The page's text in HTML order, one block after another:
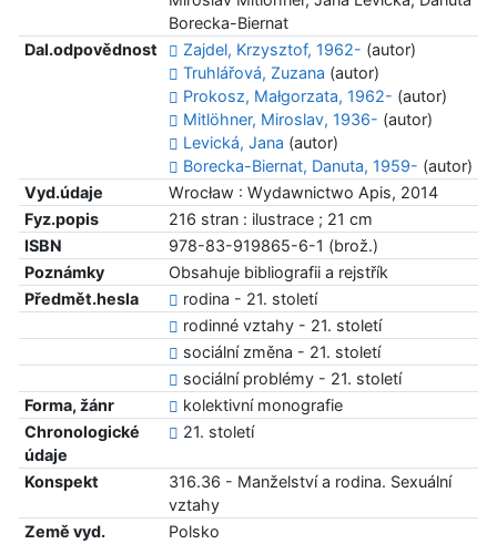
Borecka-Biernat
Dal.odpovědnost
Zajdel, Krzysztof, 1962- (autor)
Truhlářová, Zuzana (autor)
Prokosz, Małgorzata, 1962- (autor)
Mitlöhner, Miroslav, 1936- (autor)
Levická, Jana (autor)
Borecka-Biernat, Danuta, 1959- (autor)
Vyd.údaje
Wrocław : Wydawnictwo Apis, 2014
Fyz.popis
216 stran : ilustrace ; 21 cm
ISBN
978-83-919865-6-1 (brož.)
Poznámky
Obsahuje bibliografii a rejstřík
Předmět.hesla
rodina - 21. století
rodinné vztahy - 21. století
sociální změna - 21. století
sociální problémy - 21. století
Forma, žánr
kolektivní monografie
Chronologické
údaje
21. století
Konspekt
316.36 - Manželství a rodina. Sexuální
vztahy
Země vyd.
Polsko